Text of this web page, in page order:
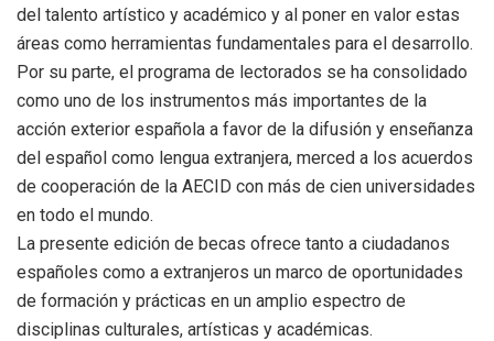
del talento artístico y académico y al poner en valor estas
áreas como herramientas fundamentales para el desarrollo.
Por su parte, el programa de lectorados se ha consolidado
como uno de los instrumentos más importantes de la
acción exterior española a favor de la difusión y enseñanza
del español como lengua extranjera, merced a los acuerdos
de cooperación de la AECID con más de cien universidades
en todo el mundo.
La presente edición de becas ofrece tanto a ciudadanos
españoles como a extranjeros un marco de oportunidades
de formación y prácticas en un amplio espectro de
disciplinas culturales, artísticas y académicas.